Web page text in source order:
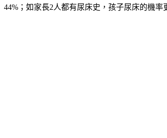
44%；如家長2人都有尿床史，孩子尿床的機率